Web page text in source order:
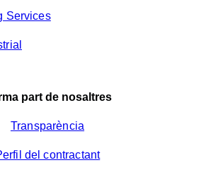
Services
part de nosaltres
Transparència
del contractant